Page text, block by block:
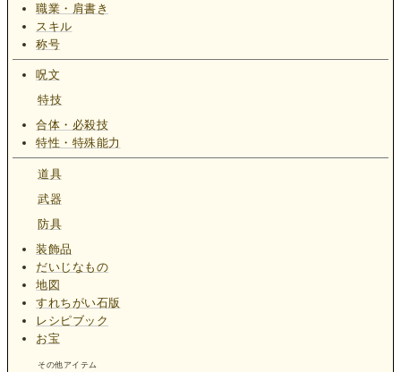
職業・肩書き
スキル
称号
呪文
特技
合体・必殺技
特性・特殊能力
道具
武器
防具
装飾品
だいじなもの
地図
すれちがい石版
レシピブック
お宝
その他アイテム